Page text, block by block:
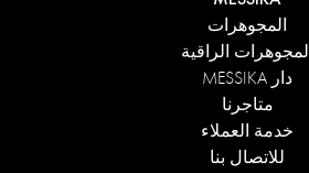
المجوهرات
المجوهرات الراقية
دار MESSIKA
متاجرنا
خدمة العملاء
للاتصال بنا